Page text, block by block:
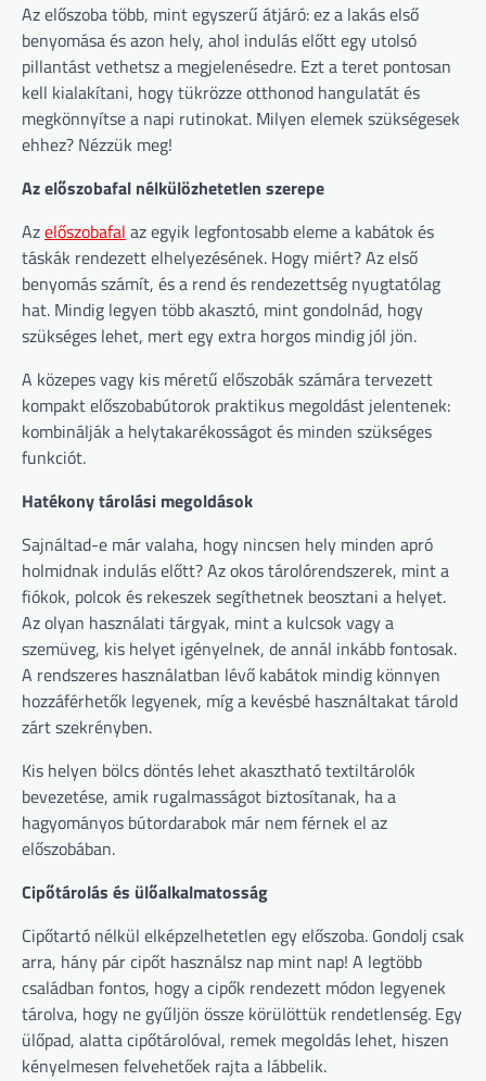
Az előszoba több, mint egyszerű átjáró: ez a lakás első
benyomása és azon hely, ahol indulás előtt egy utolsó
pillantást vethetsz a megjelenésedre. Ezt a teret pontosan
kell kialakítani, hogy tükrözze otthonod hangulatát és
megkönnyítse a napi rutinokat. Milyen elemek szükségesek
ehhez? Nézzük meg!
Az előszobafal nélkülözhetetlen szerepe
Azelőszobafal az egyik legfontosabb eleme a kabátok és
táskák rendezett elhelyezésének. Hogy miért? Az első
benyomás számít, és a rend és rendezettség nyugtatólag
hat. Mindig legyen több akasztó, mint gondolnád, hogy
szükséges lehet, mert egy extra horgos mindig jól jön.
A közepes vagy kis méretű előszobák számára tervezett
kompakt előszobabútorok praktikus megoldást jelentenek:
kombinálják a helytakarékosságot és minden szükséges
funkciót.
Hatékony tárolási megoldások
Sajnáltad-e már valaha, hogy nincsen hely minden apró
holmidnak indulás előtt? Az okos tárolórendszerek, mint a
fiókok, polcok és rekeszek segíthetnek beosztani a helyet.
Az olyan használati tárgyak, mint a kulcsok vagy a
szemüveg, kis helyet igényelnek, de annál inkább fontosak.
A rendszeres használatban lévő kabátok mindig könnyen
hozzáférhetők legyenek, míg a kevésbé használtakat tárold
zárt szekrényben.
Kis helyen bölcs döntés lehet akasztható textiltárolók
bevezetése, amik rugalmasságot biztosítanak, ha a
hagyományos bútordarabok már nem férnek el az
előszobában.
Cipőtárolás és ülőalkalmatosság
Cipőtartó nélkül elképzelhetetlen egy előszoba. Gondolj csak
arra, hány pár cipőt használsz nap mint nap! A legtöbb
családban fontos, hogy a cipők rendezett módon legyenek
tárolva, hogy ne gyűljön össze körülöttük rendetlenség. Egy
ülőpad, alatta cipőtárolóval, remek megoldás lehet, hiszen
kényelmesen felvehetőek rajta a lábbelik.